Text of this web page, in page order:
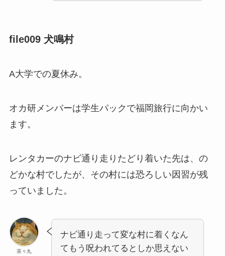
file009 犬鳴村
A大学での夏休み。
オカ研メンバーは学生パックで福岡旅行に向かい
ます。
レンタカーのナビ通り走りたどり着いた先は、の
どかな村でしたが、その村には恐ろしい因習が残
っていました。
茶々丸
ナビ通り走って変な村に着くなん
てもう呪われてるとしか思えない